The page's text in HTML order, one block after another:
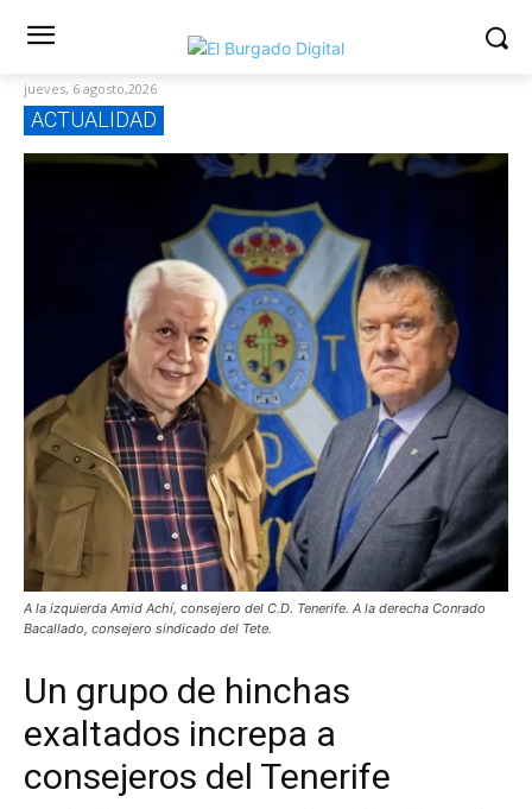
jueves, 6 agosto,2026
ACTUALIDAD
A la izquierda Amid Achí, consejero del C.D. Tenerife. A la derecha Conrado
Bacallado, consejero sindicado del Tete.
Un grupo de hinchas
exaltados increpa a
consejeros del Tenerife